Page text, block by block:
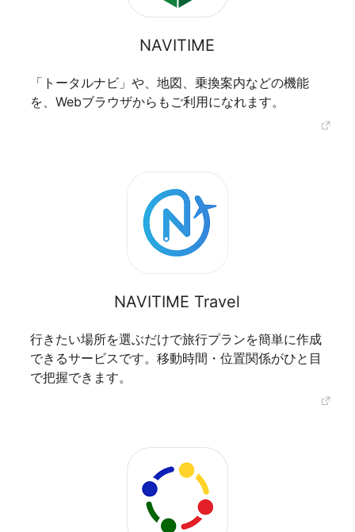
NAVITIME
「トータルナビ」や、地図、乗換案内などの機能
を、Webブラウザからもご利用になれます。
NAVITIME Travel
行きたい場所を選ぶだけで旅行プランを簡単に作成
できるサービスです。移動時間・位置関係がひと目
で把握できます。